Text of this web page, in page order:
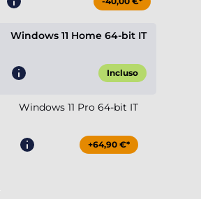
Windows 11 Home 64-bit IT
Incluso
Windows 11 Pro 64-bit IT
+64,90 €*